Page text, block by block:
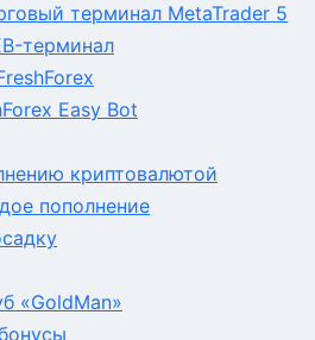
терминал MetaTrader 5
терминал
Easy Bot
криптовалютой
пополнение
«GoldMan»